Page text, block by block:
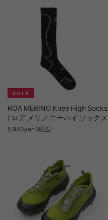
ROA MERINO Knee High Socks
/ ロア メリノ ニーハイ ソックス
5,940yen（税込）